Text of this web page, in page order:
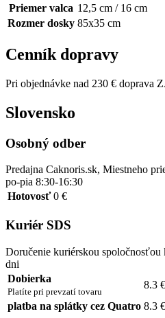
Priemer valca 12,5 cm / 16 cm
Rozmer dosky 85x35 cm
Cenník dopravy
Pri objednávke nad 230 € doprava
Slovensko
Osobný odber
Predajna Caknoris.sk, Miestneho
po-pia 8:30-16:30
Hotovosť 0 €
Kuriér SDS
Doručenie kuriérskou spoločnosťou
dni
Dobierka
Platíte pri prevzatí tovaru
8.3 €
platba na splátky cez Quatro 8.3 €